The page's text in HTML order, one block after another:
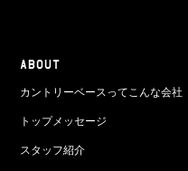
ABOUT
カントリーベースってこんな会社
トップメッセージ
スタッフ紹介